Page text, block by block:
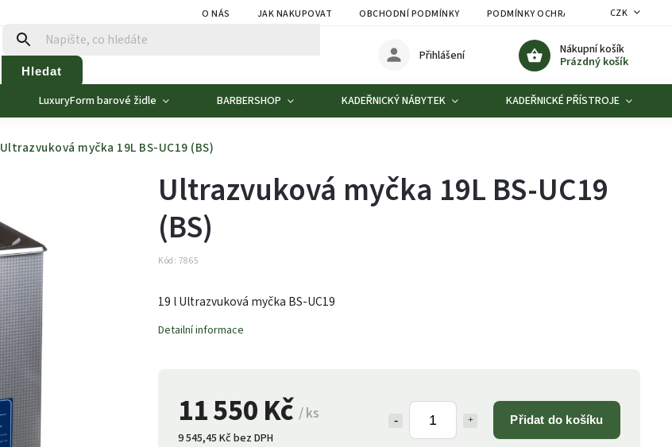
O NÁS JAK NAKUPOVAT OBCHODNÍ PODMÍNKY PODMÍNKY OCHRANY OSOBNÍCH ÚDAJŮ
CZK
Hledat
Nákupní košík
Prázdný košík
Přihlášení
LuxuryForm barové židle BARBERSHOP KADEŘNICKÝ NÁBYTEK KADEŘNICKÉ PŘÍSTROJE
Ultrazvuková myčka 19L BS-UC19 (BS)
11 550 Kč / ks
9 545,45 Kč bez DPH
Přidat do košíku
Ultrazvuková myčka 19L BS-UC19
(BS)
Kód: 7865
19 l Ultrazvuková myčka BS-UC19
Detailní informace